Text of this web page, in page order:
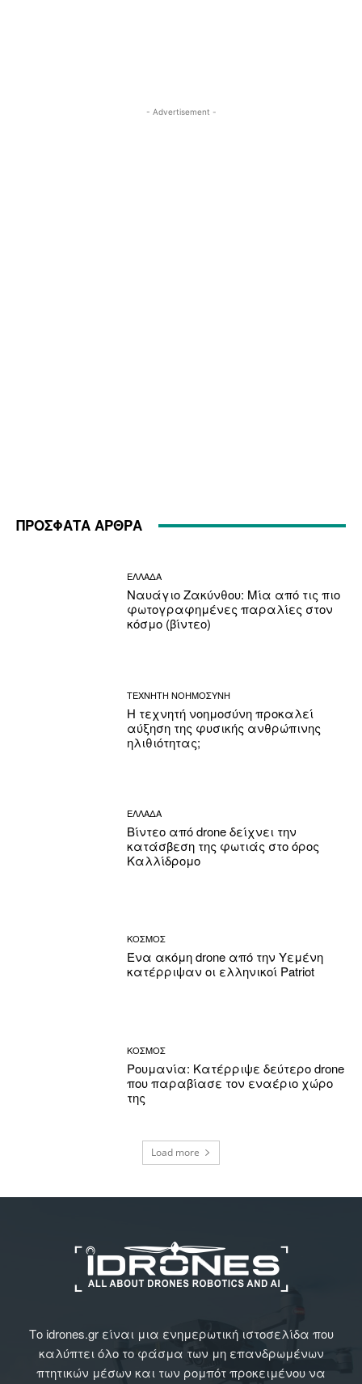
- Advertisement -
ΠΡΟΣΦΑΤΑ ΑΡΘΡΑ
ΕΛΛΑΔΑ
Ναυάγιο Ζακύνθου: Μία από τις πιο
φωτογραφημένες παραλίες στον
κόσμο (βίντεο)
ΤΕΧΝΗΤΗ ΝΟΗΜΟΣΥΝΗ
Η τεχνητή νοημοσύνη προκαλεί
αύξηση της φυσικής ανθρώπινης
ηλιθιότητας;
ΕΛΛΑΔΑ
Βίντεο από drone δείχνει την
κατάσβεση της φωτιάς στο όρος
Καλλίδρομο
ΚΟΣΜΟΣ
Ένα ακόμη drone από την Υεμένη
κατέρριψαν οι ελληνικοί Patriot
ΚΟΣΜΟΣ
Ρουμανία: Κατέρριψε δεύτερο drone
που παραβίασε τον εναέριο χώρο
της
Load more
Το idrones.gr είναι μια ενημερωτική ιστοσελίδα που
καλύπτει όλο το φάσμα των μη επανδρωμένων
πτητικών μέσων και των ρομπότ προκειμένου να